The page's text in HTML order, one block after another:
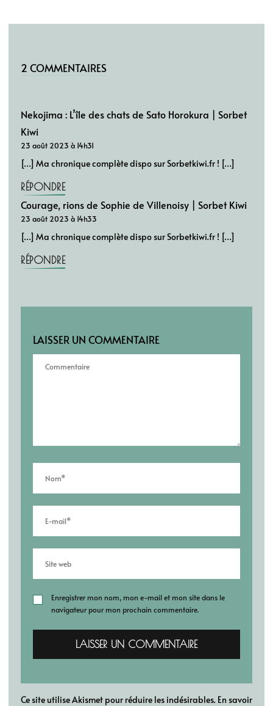
2 COMMENTAIRES
Nekojima : L’île des chats de Sato Horokura | Sorbet
Kiwi
23 août 2023 à 14h31
[…] Ma chronique complète dispo sur Sorbetkiwi.fr ! […]
RÉPONDRE
Courage, rions de Sophie de Villenoisy | Sorbet Kiwi
23 août 2023 à 14h33
[…] Ma chronique complète dispo sur Sorbetkiwi.fr ! […]
RÉPONDRE
LAISSER UN COMMENTAIRE
Enregistrer mon nom, mon e-mail et mon site dans le
navigateur pour mon prochain commentaire.
Ce site utilise Akismet pour réduire les indésirables. En savoir